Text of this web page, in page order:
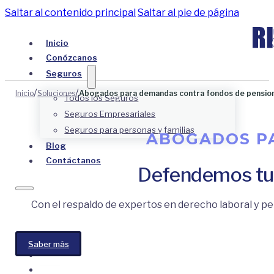
Saltar al contenido principalSaltar al pie de página
Inicio
Conózcanos
Seguros
Todos los Seguros
Seguros Empresariales
Seguros para personas y familias
Blog
Contáctanos
Inicio
Inicio/Soluciones/Abogados para demandas contra fondos de
ABOGADOS
Defendemos
Con el respaldo de expertos en derecho laboral y
Saber más